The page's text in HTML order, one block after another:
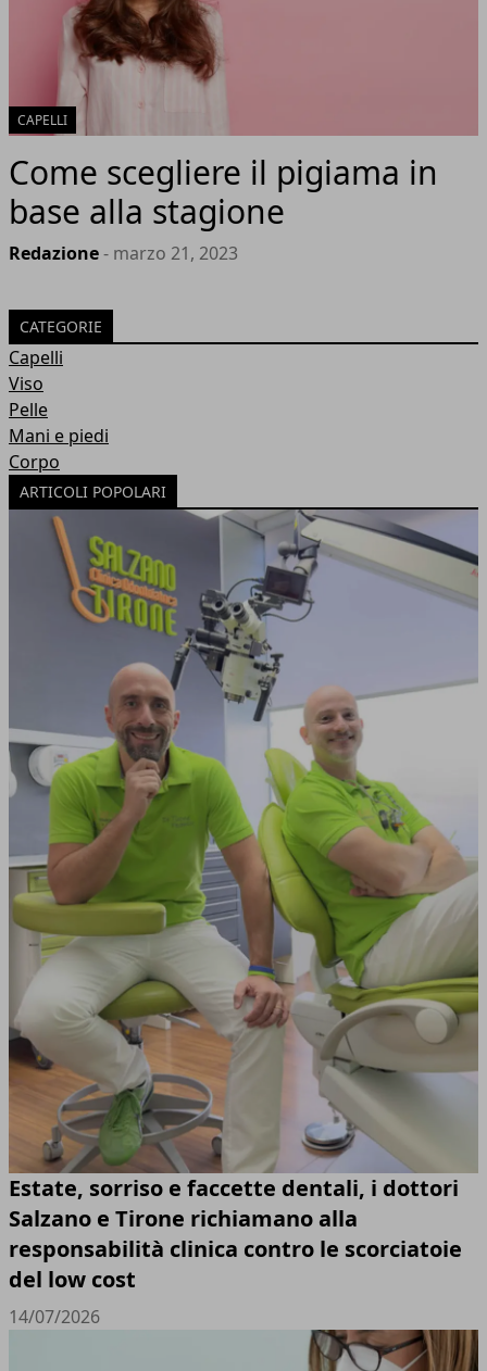
CAPELLI
Come scegliere il pigiama in
base alla stagione
Redazione- marzo 21, 2023
CATEGORIE
Capelli
Viso
Pelle
Mani e piedi
Corpo
ARTICOLI POPOLARI
Estate, sorriso e faccette dentali, i dottori
Salzano e Tirone richiamano alla
responsabilità clinica contro le scorciatoie
del low cost
14/07/2026